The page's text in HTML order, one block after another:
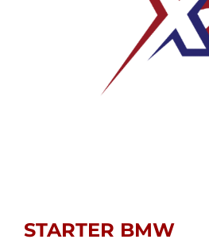
STARTER BMW